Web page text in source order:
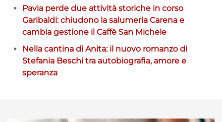
Pavia perde due attività storiche in corso
Garibaldi: chiudono la salumeria Carena e
cambia gestione il Caffè San Michele
Nella cantina di Anita: il nuovo romanzo di
Stefania Beschi tra autobiografia, amore e
speranza